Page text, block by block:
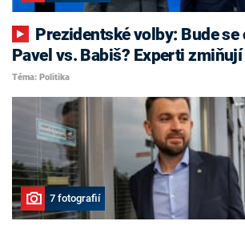
Pavel vs. Babiš? Experti
Téma: Politika
7 fotografií